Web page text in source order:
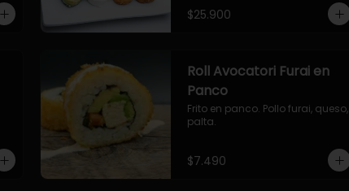
- palmito, pepino, queso,
envuelto en palta.
- pollo, queso, cebollin, envuelto
en panco.
- camaron, queso, cebollin,
envuelto en palta.
- palmito, pepino, queso,
- salmon, queso, palta, envuelto
en queso.
$25.900
Roll Avocatori Furai en
Panco
Frito en panco. Pollo furai, queso,
palta.
$7.490